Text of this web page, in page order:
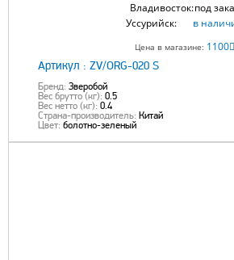
Владивосток:под
Уссурийск:
в
Цена в магазине: 1100
Артикул : ZV/ORG-020 S
Бренд: Зверобой
Вес брутто (кг): 0.5
Вес нетто (кг): 0.4
Страна-производитель: Китай
Цвет: болотно-зеленый